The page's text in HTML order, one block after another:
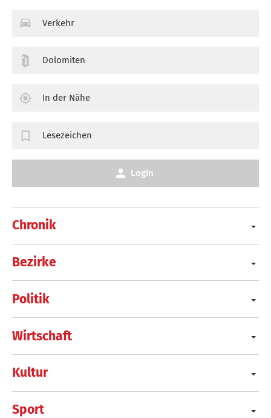
Chronik
Bezirke
Politik
Wirtschaft
Kultur
Sport
Verkehr
Dolomiten
In der Nähe
Lesezeichen
Login